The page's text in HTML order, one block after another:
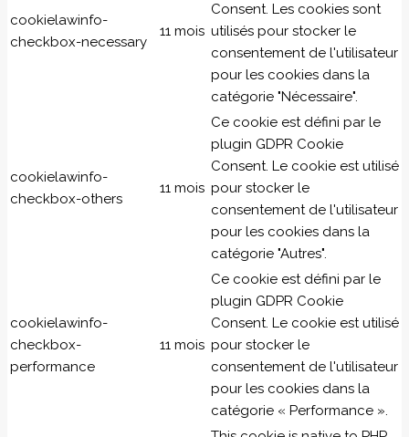
cookielawinfo-
checkbox-necessary
11 mois
Consent. Les cookies sont
utilisés pour stocker le
consentement de l'utilisateur
pour les cookies dans la
catégorie "Nécessaire".
cookielawinfo-
checkbox-others
11 mois
Ce cookie est défini par le
plugin GDPR Cookie
Consent. Le cookie est utilisé
pour stocker le
consentement de l'utilisateur
pour les cookies dans la
catégorie "Autres".
cookielawinfo-
checkbox-
performance
11 mois
Ce cookie est défini par le
plugin GDPR Cookie
Consent. Le cookie est utilisé
pour stocker le
consentement de l'utilisateur
pour les cookies dans la
catégorie « Performance ».